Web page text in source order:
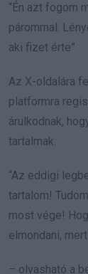
“Én azt fogom
párommal.
aki fizet érte”
Az X-oldalára
platformra
árulkodnak,
tartalmak.
“Az eddigi
tartalom!
most vége!
elmondani,
– olvasható a